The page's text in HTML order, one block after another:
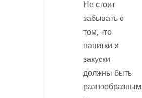
Не стоит
забывать о
том, что
напитки и
закуски
должны быть